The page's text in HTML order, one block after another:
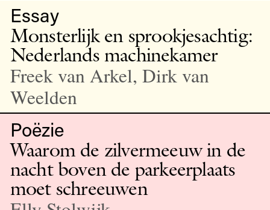
Essay
Monsterlijk en sprookjesachtig:
Nederlands machinekamer
Freek van Arkel, Dirk van
Weelden
Poëzie
Waarom de zilvermeeuw in de
nacht boven de parkeerplaats
moet schreeuwen